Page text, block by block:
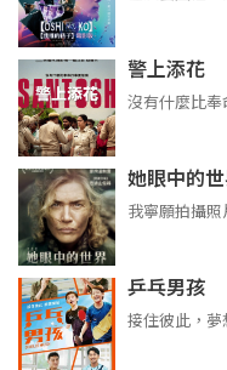
警上添花
沒有什麼比
她眼中的
我寧願拍攝
乒乓男孩
接住彼此，夢